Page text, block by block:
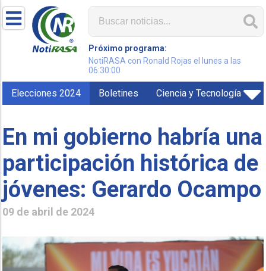
Próximo programa:
NotiRASA con Ronald Rojas el lunes a las
06:30:00
Elecciones 2024 Boletines Ciencia y Tecnología
En mi gobierno habría una
participación histórica de
jóvenes: Gerardo Ocampo
09 de abril de 2024